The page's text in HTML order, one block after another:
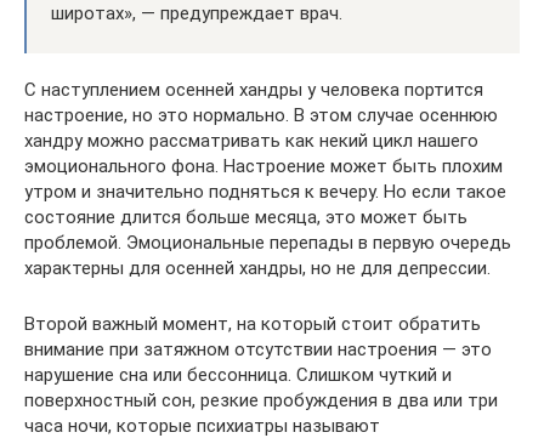
широтах», — предупреждает врач.
С наступлением осенней хандры у человека портится
настроение, но это нормально. В этом случае осеннюю
хандру можно рассматривать как некий цикл нашего
эмоционального фона. Настроение может быть плохим
утром и значительно подняться к вечеру. Но если такое
состояние длится больше месяца, это может быть
проблемой. Эмоциональные перепады в первую очередь
характерны для осенней хандры, но не для депрессии.
Второй важный момент, на который стоит обратить
внимание при затяжном отсутствии настроения — это
нарушение сна или бессонница. Слишком чуткий и
поверхностный сон, резкие пробуждения в два или три
часа ночи, которые психиатры называют